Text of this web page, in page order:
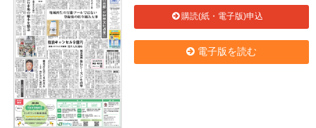
購読(紙・電子版)申込
電子版を読む